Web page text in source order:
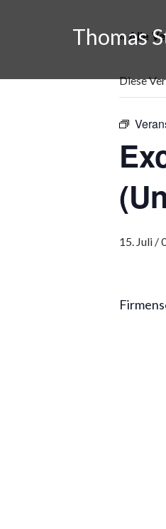
Thomas
« Alle
Diese
15. Juli /